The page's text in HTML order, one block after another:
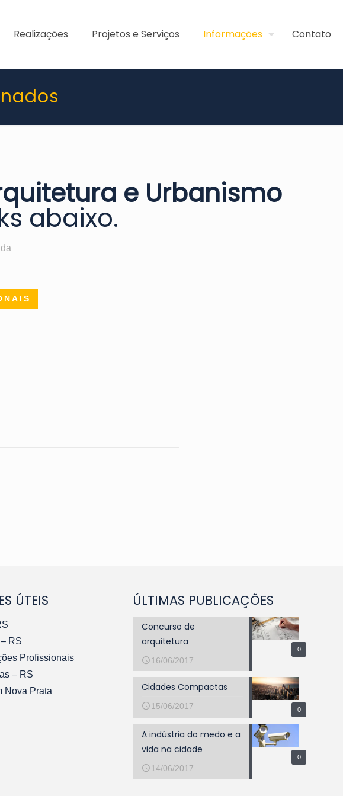
Realizações Projetos e Serviços Informações Contato
e Urbanismo
abaixo.
ÚTEIS
RS
Profissionais
– RS
Nova Prata
ÚLTIMAS PUBLICAÇÕES
0
Concurso de
arquitetura
16/06/2017
0
Cidades Compactas
15/06/2017
0
A indústria do medo e a
vida na cidade
14/06/2017